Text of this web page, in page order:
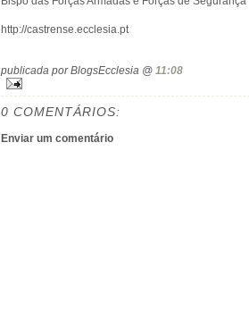
http://castrense.ecclesia.pt
publicada por BlogsEcclesia @ 11:08
0 COMENTÁRIOS:
Enviar um comentário